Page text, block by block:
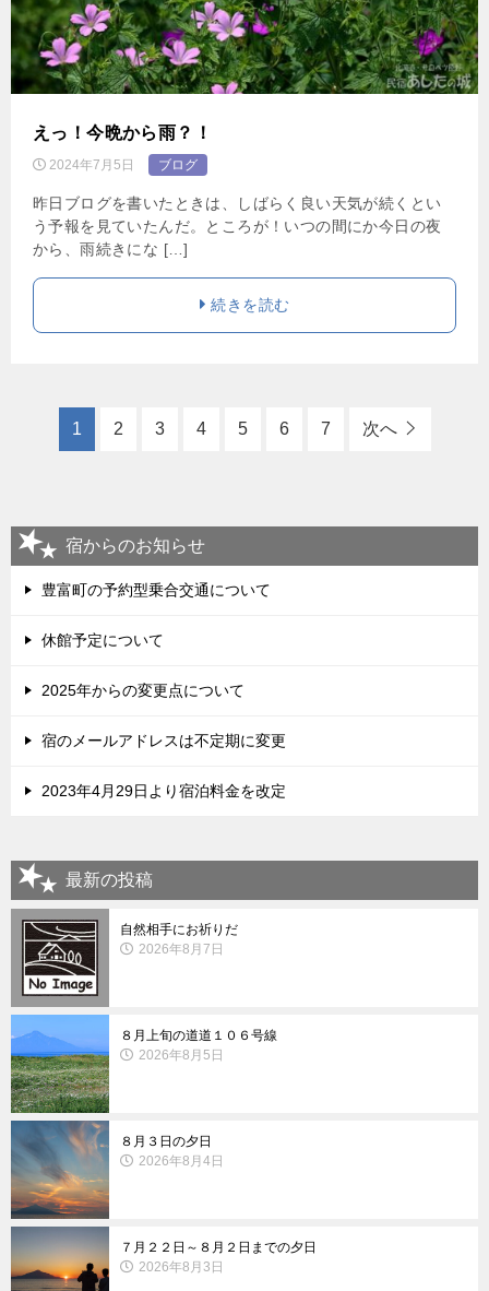
えっ！今晩から雨？！
2024年7月5日 ブログ
昨日ブログを書いたときは、しばらく良い天気が続くとい
う予報を見ていたんだ。ところが！いつの間にか今日の夜
から、雨続きにな […]
続きを読む
1 2 3 4 5 6 7 次へ
宿からのお知らせ
豊富町の予約型乗合交通について
休館予定について
2025年からの変更点について
宿のメールアドレスは不定期に変更
2023年4月29日より宿泊料金を改定
最新の投稿
自然相手にお祈りだ
2026年8月7日
８月上旬の道道１０６号線
2026年8月5日
８月３日の夕日
2026年8月4日
７月２２日～８月２日までの夕日
2026年8月3日